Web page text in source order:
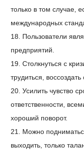
только в том случае,
международных
18. Пользователи
предприятий.
19. Столкнуться с
трудиться, воссоздать
20. Усилить чувство
ответственности,
хороший поворот.
21. Можно
выходить, только